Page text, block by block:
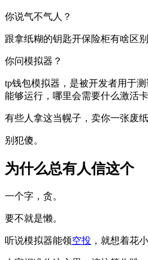
你说气不气人？
跟拿纸糊的钥匙开保险柜有啥区别
你问模拟器？
tp钱包模拟器，是被开发者用于
能够运行，哪里会需要什么激活卡
有些人拿这当幌子，卖你一张废纸
别犯傻。
为什么总有人信这个
一个字，贪。
要不就是懒。
听说模拟器能领空投 ，就想着花